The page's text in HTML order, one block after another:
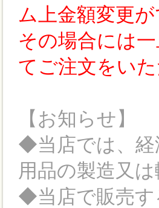
ム上金額変更
その場合には
てご注文をい
【お知らせ】
◆当店では、経
用品の製造又
◆当店で販売す